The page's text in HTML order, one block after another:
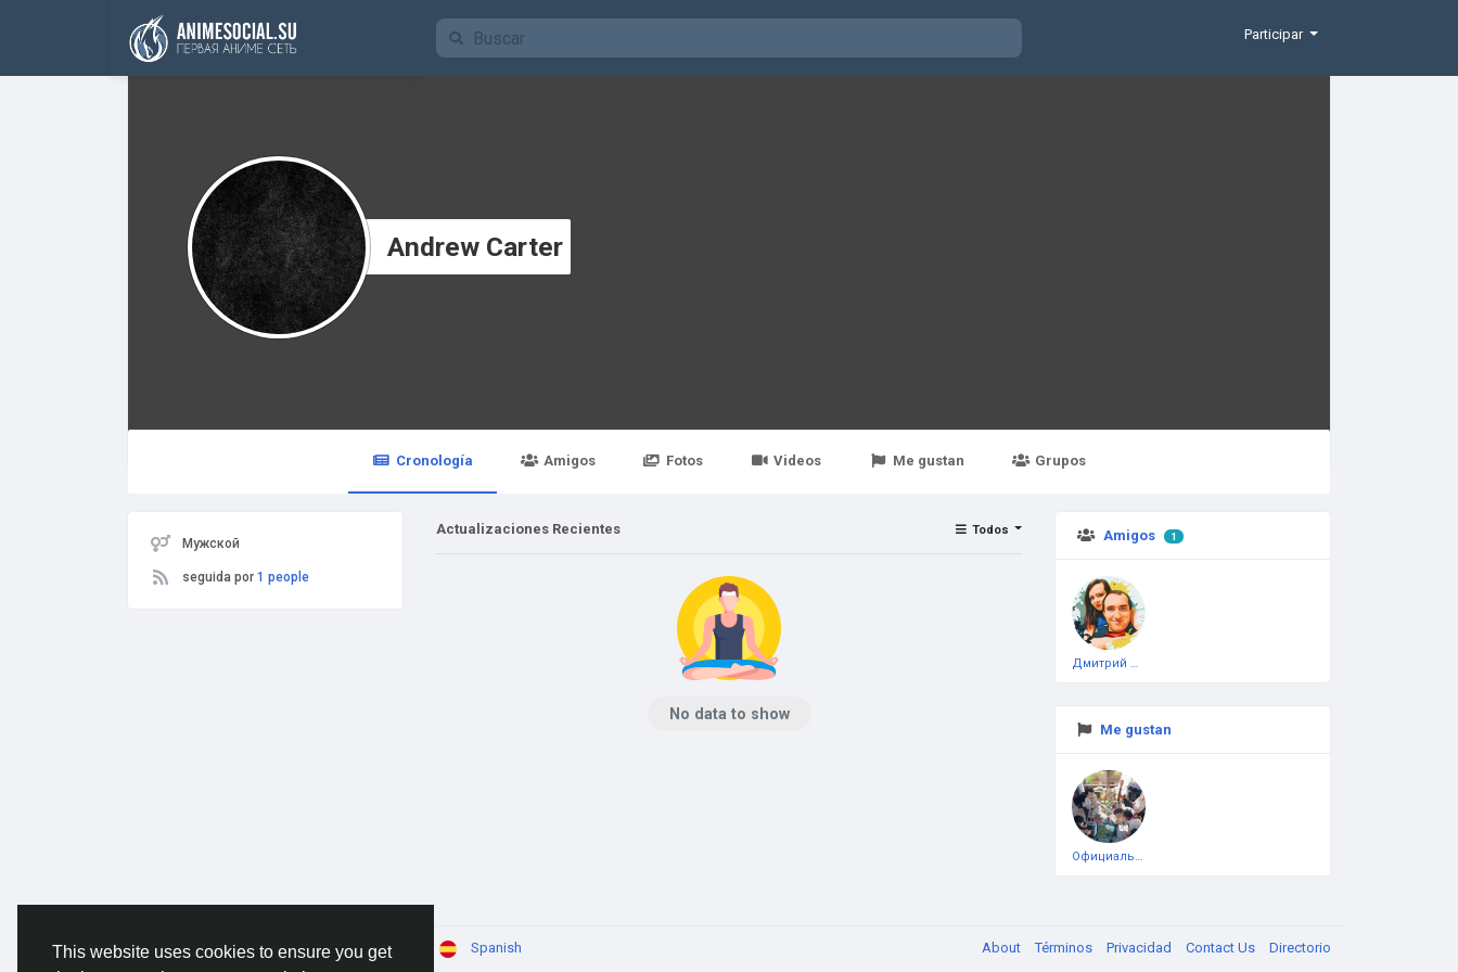
This website uses cookies to ensure you get
Funding
Participar
Andrew Carter
Cronología Amigos Fotos Videos Me gustan Grupos
Мужской
seguida por 1 people
Amigos 1
Дмитрий Чеботарёв
Me gustan
Официальная тестовая страница
Actualizaciones Recientes Todos
No data to show
© 2026 AnimeSocial.SU - Первая аниме сеть! Spanish About Términos Privacidad Contact Us Directorio